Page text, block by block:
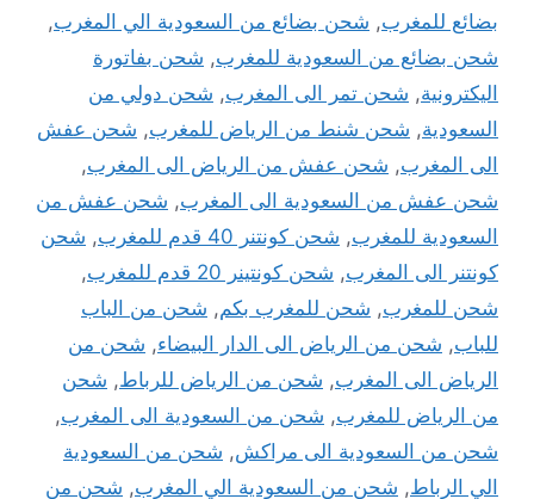
بضائع للمغرب, شحن بضائع من السعودية الي المغرب,
شحن بضائع من السعودية للمغرب, شحن بفاتورة
اليكترونية, شحن تمر الى المغرب, شحن دولي من
السعودية, شحن شنط من الرياض للمغرب, شحن عفش
الى المغرب, شحن عفش من الرياض الى المغرب,
شحن عفش من السعودية الى المغرب, شحن عفش من
السعودية للمغرب, شحن كونتنر 40 قدم للمغرب , شحن
كونتنر الى المغرب, شحن كونتينر 20 قدم للمغرب
,
شحن للمغرب, شحن للمغرب بكم, شحن من الباب
للباب, شحن من الرياض الى الدار البيضاء, شحن من
الرياض الى المغرب, شحن من الرياض للرباط, شحن
من الرياض للمغرب, شحن من السعودية الى المغرب,
شحن من السعودية الى مراكش, شحن من السعودية
الي الرباط, شحن من السعودية الي المغرب, شحن من